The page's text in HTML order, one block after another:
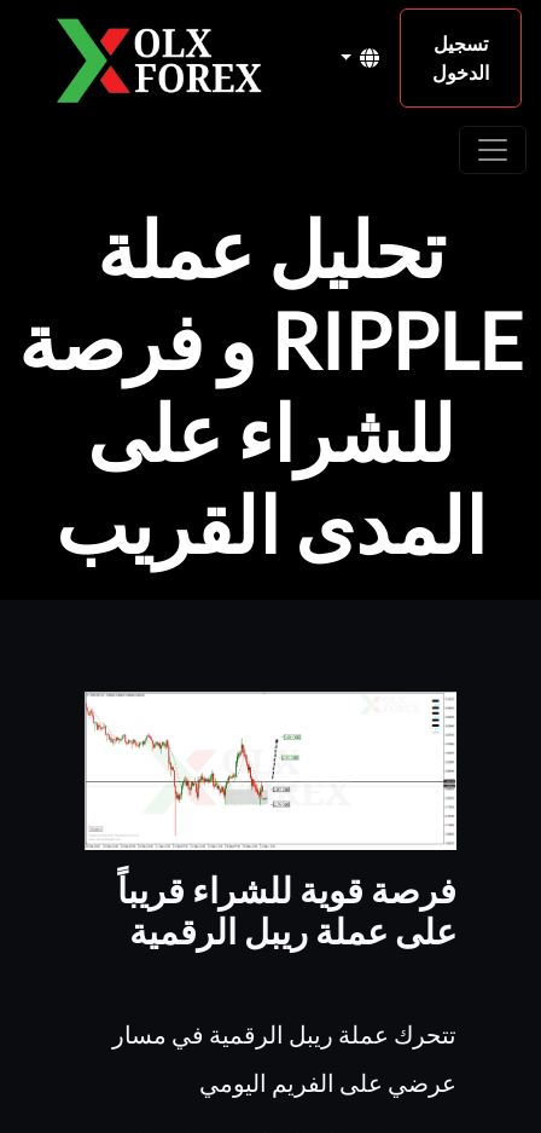
تسجيل
الدخول
تحليل عملة
RIPPLE و فرصة
للشراء على
المدى القريب
فرصة قوية للشراء قريباً
على عملة ريبل الرقمية
تتحرك عملة ريبل الرقمية في مسار
عرضي على الفريم اليومي